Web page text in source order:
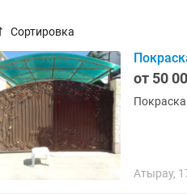
Сортировка
от 50
Покраска
Атырау,